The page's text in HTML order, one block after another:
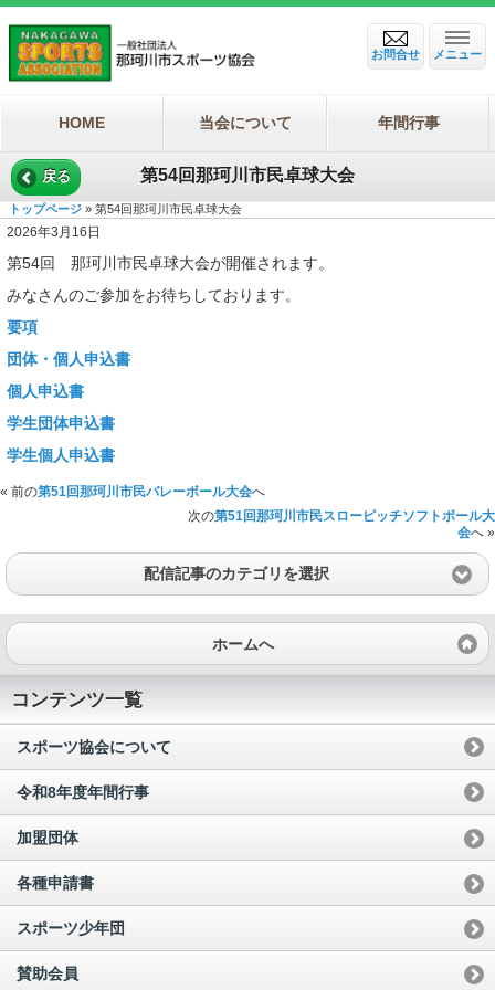
メニュー
お問合せ
HOME 当会について 年間行事
戻る 第54回那珂川市民卓球大会
トップページ » 第54回那珂川市民卓球大会
2026年3月16日
第54回 那珂川市民卓球大会が開催されます。
みなさんのご参加をお待ちしております。
要項
団体・個人申込書
個人申込書
学生団体申込書
学生個人申込書
« 前の第51回那珂川市民バレーボール大会へ
次の第51回那珂川市民スローピッチソフトボール大
会へ »
配信記事のカテゴリを選択
ホームへ
コンテンツ一覧
スポーツ協会について
令和8年度年間行事
加盟団体
各種申請書
スポーツ少年団
賛助会員